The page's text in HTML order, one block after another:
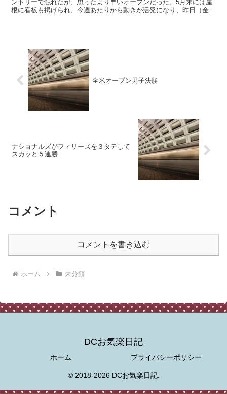
ントリーで触れたが、思ったより早いオープンだった。5月末には屋
根に看板も掲げられ、今週あたりから動きが活発になり、昨日（金
全米オープン男子決勝
ナショナルズがフィリーズを３タテして
スカッと５連勝
コメント
コメントを書き込む
ホーム 未分類
DCお気楽日記
ホーム プライバシーポリシー
© 2018-2026 DCお気楽日記.